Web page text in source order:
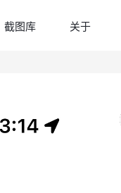
截图库 关于